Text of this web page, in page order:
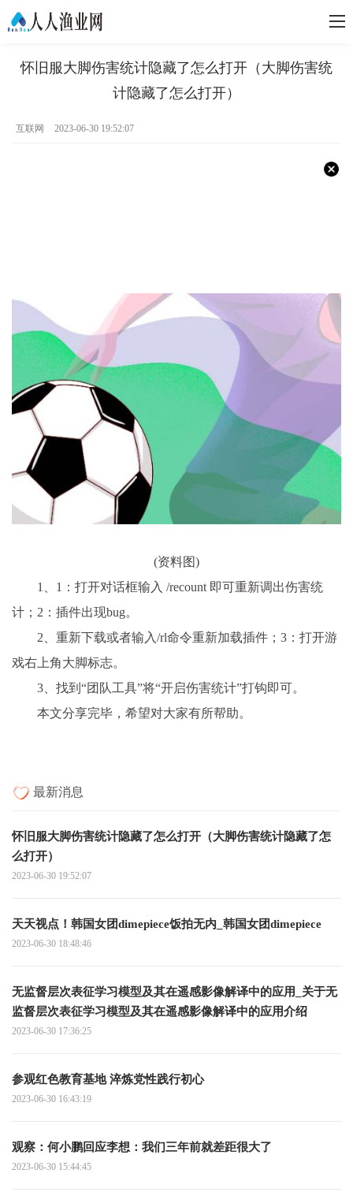
怀旧服大脚伤害统计隐藏了怎么打开（大脚伤害统
计隐藏了怎么打开）
互联网 2023-06-30 19:52:07
(资料图)
1、1：打开对话框输入 /recount 即可重新调出伤害统
计；2：插件出现bug。
2、重新下载或者输入/rl命令重新加载插件；3：打开游
戏右上角大脚标志。
3、找到“团队工具”将“开启伤害统计”打钩即可。
本文分享完毕，希望对大家有所帮助。
最新消息
怀旧服大脚伤害统计隐藏了怎么打开（大脚伤害统计隐藏了怎
么打开）
2023-06-30 19:52:07
天天视点！韩国女团dimepiece饭拍无内_韩国女团dimepiece
2023-06-30 18:48:46
无监督层次表征学习模型及其在遥感影像解译中的应用_关于无
监督层次表征学习模型及其在遥感影像解译中的应用介绍
2023-06-30 17:36:25
参观红色教育基地 淬炼党性践行初心
2023-06-30 16:43:19
观察：何小鹏回应李想：我们三年前就差距很大了
2023-06-30 15:44:45